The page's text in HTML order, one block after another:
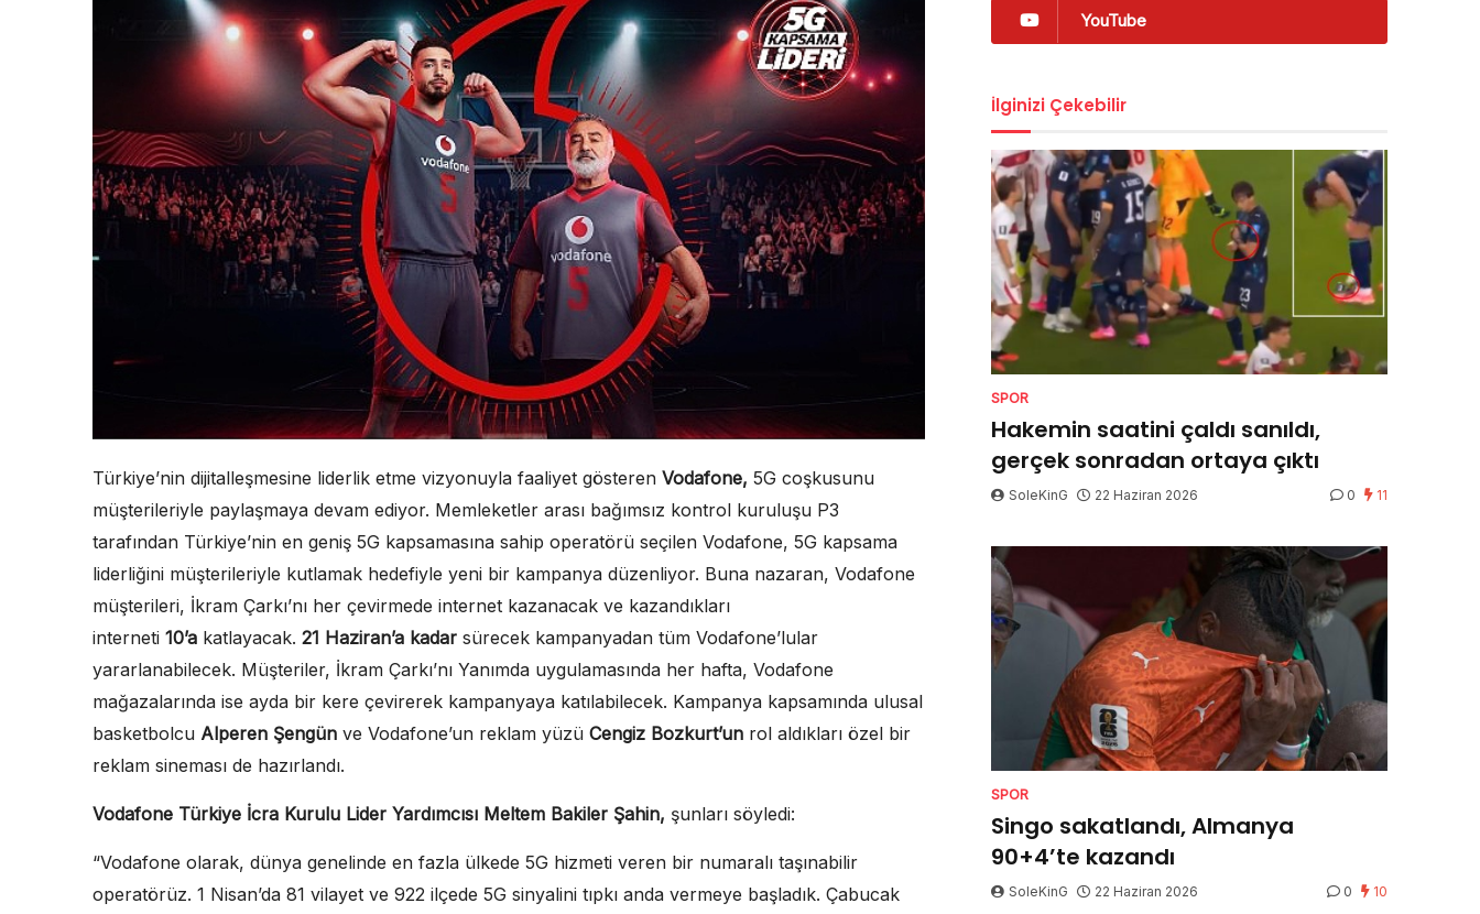
Türkiye’nin dijitalleşmesine liderlik etme vizyonuyla faaliyet gösteren Vodafone, 5G coşkusunu
müşterileriyle paylaşmaya devam ediyor. Memleketler arası bağımsız kontrol kuruluşu P3
tarafından Türkiye’nin en geniş 5G kapsamasına sahip operatörü seçilen Vodafone, 5G kapsama
liderliğini müşterileriyle kutlamak hedefiyle yeni bir kampanya düzenliyor. Buna nazaran, Vodafone
müşterileri, İkram Çarkı’nı her çevirmede internet kazanacak ve kazandıkları
interneti 10’a katlayacak. 21 Haziran’a kadar sürecek kampanyadan tüm Vodafone’lular
yararlanabilecek. Müşteriler, İkram Çarkı’nı Yanımda uygulamasında her hafta, Vodafone
mağazalarında ise ayda bir kere çevirerek kampanyaya katılabilecek. Kampanya kapsamında ulusal
basketbolcu Alperen Şengün ve Vodafone’un reklam yüzü Cengiz Bozkurt’un rol aldıkları özel bir
reklam sineması de hazırlandı.
Vodafone Türkiye İcra Kurulu Lider Yardımcısı Meltem Bakiler Şahin, şunları söyledi:
“Vodafone olarak, dünya genelinde en fazla ülkede 5G hizmeti veren bir numaralı taşınabilir
operatörüz. 1 Nisan’da 81 vilayet ve 922 ilçede 5G sinyalini tıpkı anda vermeye başladık. Çabucak
YouTube
İlginizi Çekebilir
SPOR
Hakemin saatini çaldı sanıldı,
gerçek sonradan ortaya çıktı
SoleKinG 22 Haziran 2026 0 11
SPOR
Singo sakatlandı, Almanya
90+4’te kazandı
SoleKinG 22 Haziran 2026 0 10